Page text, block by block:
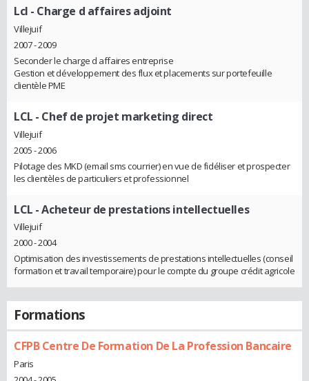
Lcl - Charge d affaires adjoint
Villejuif
2007 - 2009
Seconder le charge d affaires entreprise
Gestion et développement des flux et placements sur portefeuille
clientèle PME
LCL - Chef de projet marketing direct
Villejuif
2005 - 2006
Pilotage des MKD (email sms courrier) en vue de fidéliser et prospecter
les clientèles de particuliers et professionnel
LCL - Acheteur de prestations intellectuelles
Villejuif
2000 - 2004
Optimisation des investissements de prestations intellectuelles (conseil
formation et travail temporaire) pour le compte du groupe crédit agricole
Formations
CFPB Centre De Formation De La Profession Bancaire
Paris